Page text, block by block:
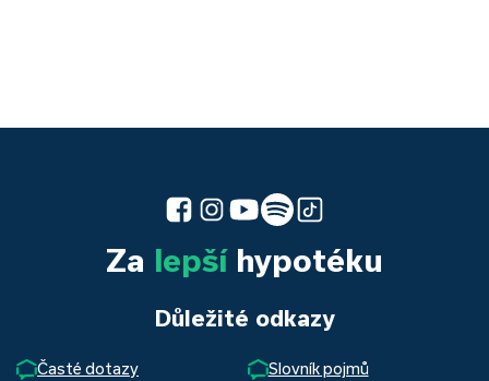
Za lepšíhypotéku
Důležité odkazy
Časté dotazy
Slovník pojmů